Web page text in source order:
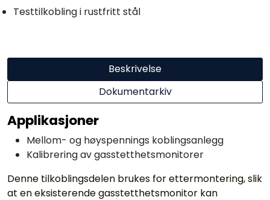
Testtilkobling i rustfritt stål
Beskrivelse
Dokumentarkiv
Applikasjoner
Mellom- og høyspennings koblingsanlegg
Kalibrering av gasstetthetsmonitorer
Denne tilkoblingsdelen brukes for ettermontering, slik
at en eksisterende gasstetthetsmonitor kan